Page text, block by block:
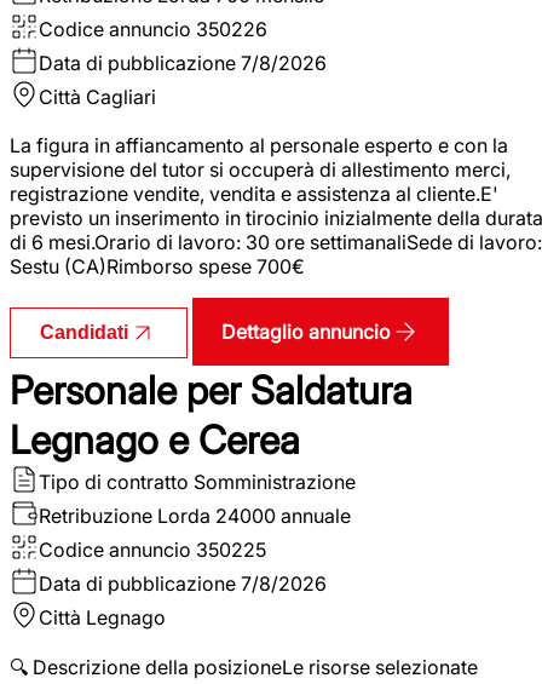
Codice annuncio 350226
Data di pubblicazione 7/8/2026
Città Cagliari
La figura in affiancamento al personale esperto e con la
supervisione del tutor si occuperà di allestimento merci,
registrazione vendite, vendita e assistenza al cliente.E'
previsto un inserimento in tirocinio inizialmente della durata
di 6 mesi.Orario di lavoro: 30 ore settimanaliSede di lavoro:
Sestu (CA)Rimborso spese 700€
Candidati Dettaglio annuncio
Personale per Saldatura
Legnago e Cerea
Tipo di contratto Somministrazione
Retribuzione Lorda 24000 annuale
Codice annuncio 350225
Data di pubblicazione 7/8/2026
Città Legnago
🔍 Descrizione della posizioneLe risorse selezionate